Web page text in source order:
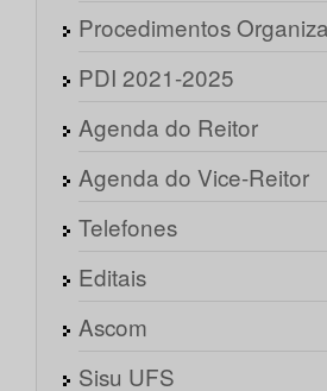
Procedimentos
PDI 2021-2025
Agenda do Reitor
Agenda do Vice-Reitor
Telefones
Editais
Ascom
Sisu UFS